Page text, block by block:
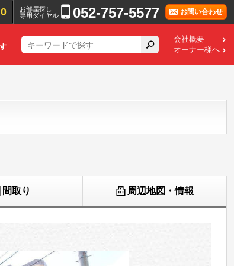
0
お部屋探し
専用ダイヤル
052-757-5577 お問い合わせ
会社概要
オーナー様へ
間取り 周辺地図・情報